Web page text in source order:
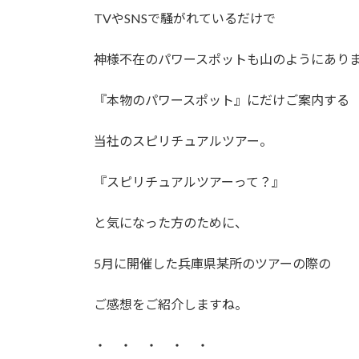
TVやSNSで騒がれているだけで
神様不在のパワースポットも山のようにあり
『本物のパワースポット』にだけご案内する
当社のスピリチュアルツアー。
『スピリチュアルツアーって？』
と気になった方のために、
5月に開催した兵庫県某所のツアーの際の
ご感想をご紹介しますね。
・ ・ ・ ・ ・